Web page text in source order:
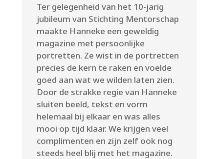
Ter gelegenheid van het 10-jarig
jubileum van Stichting Mentorschap
maakte Hanneke een geweldig
magazine met persoonlijke
portretten. Ze wist in de portretten
precies de kern te raken en voelde
goed aan wat we wilden laten zien.
Door de strakke regie van Hanneke
sluiten beeld, tekst en vorm
helemaal bij elkaar en was alles
mooi op tijd klaar. We krijgen veel
complimenten en zijn zelf ook nog
steeds heel blij met het magazine.